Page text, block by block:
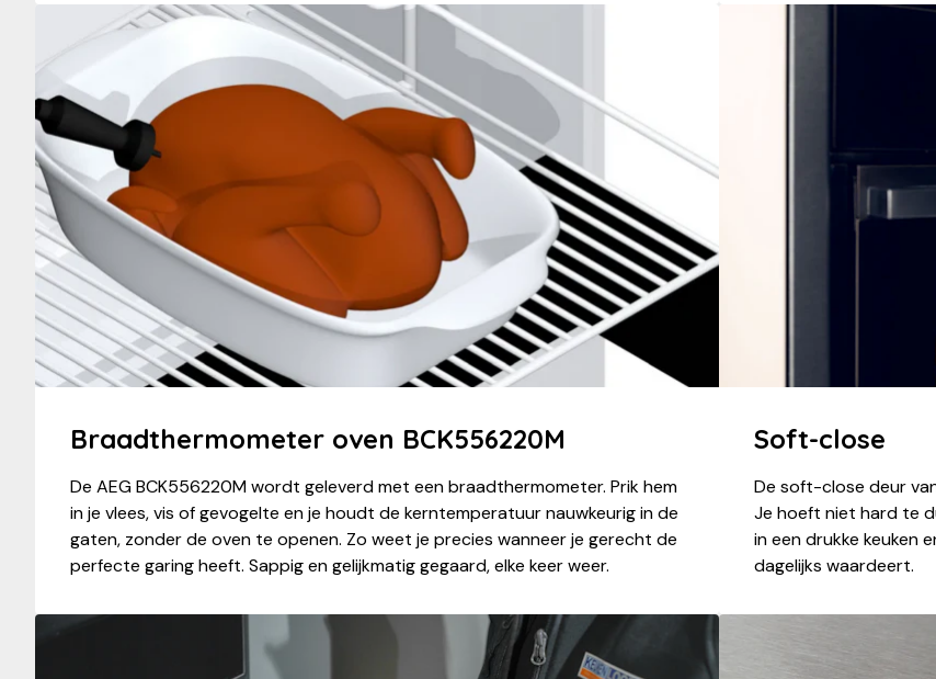
Braadthermometer oven BCK556220M
De AEG BCK556220M wordt geleverd met een braadthermometer. Prik hem
in je vlees, vis of gevogelte en je houdt de kerntemperatuur nauwkeurig in de
gaten, zonder de oven te openen. Zo weet je precies wanneer je gerecht de
perfecte garing heeft. Sappig en gelijkmatig gegaard, elke keer weer.
Soft-close
De soft-close deur
Je hoeft niet hard te
in een drukke keuken
dagelijks waardeert.